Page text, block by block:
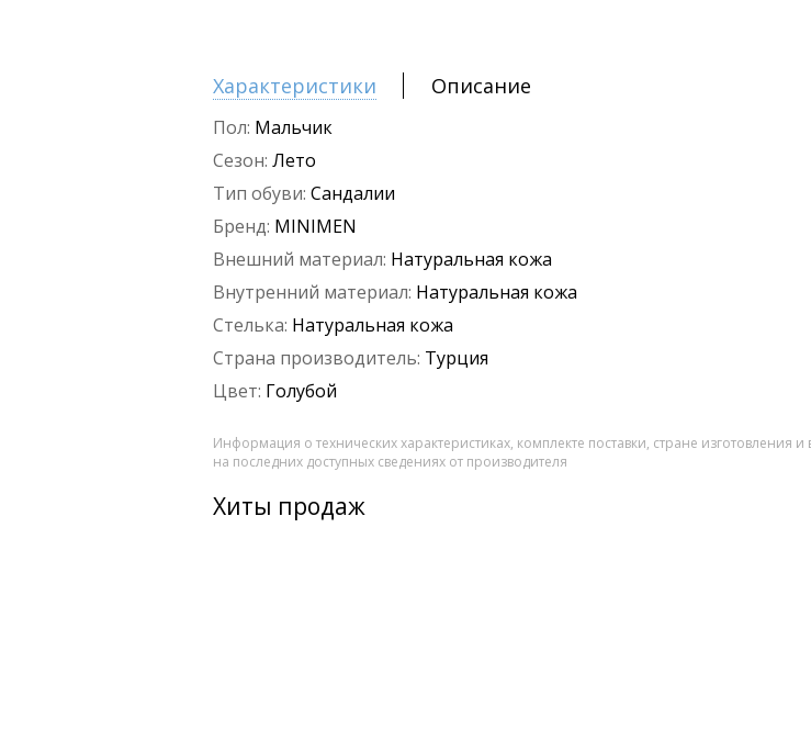
Характеристики Описание
Пол: Мальчик
Сезон: Лето
Тип обуви: Сандалии
Бренд: MINIMEN
Внешний материал: Натуральная кожа
Внутренний материал: Натуральная кожа
Стелька: Натуральная кожа
Страна производитель: Турция
Цвет: Голубой
Информация о технических характеристиках, комплекте поставки, стране
на последних доступных сведениях от производителя
Хиты продаж